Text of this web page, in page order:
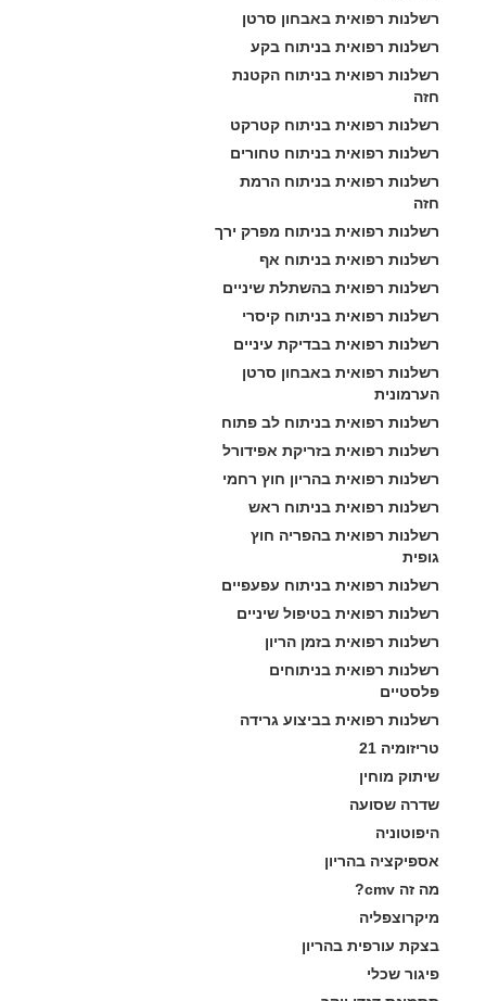
רשלנות רפואית באבחון סרטן
רשלנות רפואית בניתוח בקע
רשלנות רפואית בניתוח הקטנת
חזה
רשלנות רפואית בניתוח קטרקט
רשלנות רפואית בניתוח טחורים
רשלנות רפואית בניתוח הרמת
חזה
רשלנות רפואית בניתוח מפרק ירך
רשלנות רפואית בניתוח אף
רשלנות רפואית בהשתלת שיניים
רשלנות רפואית בניתוח קיסרי
רשלנות רפואית בבדיקת עיניים
רשלנות רפואית באבחון סרטן
הערמונית
רשלנות רפואית בניתוח לב פתוח
רשלנות רפואית בזריקת אפידורל
רשלנות רפואית בהריון חוץ רחמי
רשלנות רפואית בניתוח ראש
רשלנות רפואית בהפריה חוץ
גופית
רשלנות רפואית בניתוח עפעפיים
רשלנות רפואית בטיפול שיניים
רשלנות רפואית בזמן הריון
רשלנות רפואית בניתוחים
פלסטיים
רשלנות רפואית בביצוע גרידה
טריזומיה 21
שיתוק מוחין
שדרה שסועה
היפוטוניה
אספיקציה בהריון
מה זה cmv?
מיקרוצפליה
בצקת עורפית בהריון
פיגור שכלי